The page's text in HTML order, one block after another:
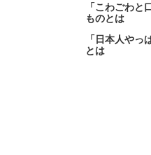
「こわごわ
ものとは
「日本人や
とは